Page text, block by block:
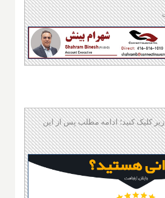
کلیک کنید؛ ادامه مطلب پس از این